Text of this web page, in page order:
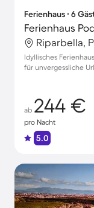
Ferienhaus ∙ 6
Ferienhaus
Riparbella,
Idyllisches
für unvergessliche
ab 244 €
pro Nacht
5.0